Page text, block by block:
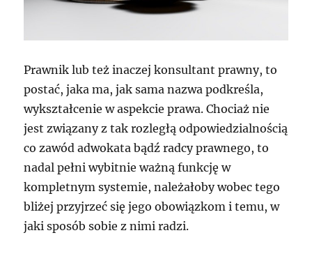
Prawnik lub też inaczej konsultant prawny, to
postać, jaka ma, jak sama nazwa podkreśla,
wykształcenie w aspekcie prawa. Chociaż nie
jest związany z tak rozległą odpowiedzialnością
co zawód adwokata bądź radcy prawnego, to
nadal pełni wybitnie ważną funkcję w
kompletnym systemie, należałoby wobec tego
bliżej przyjrzeć się jego obowiązkom i temu, w
jaki sposób sobie z nimi radzi.